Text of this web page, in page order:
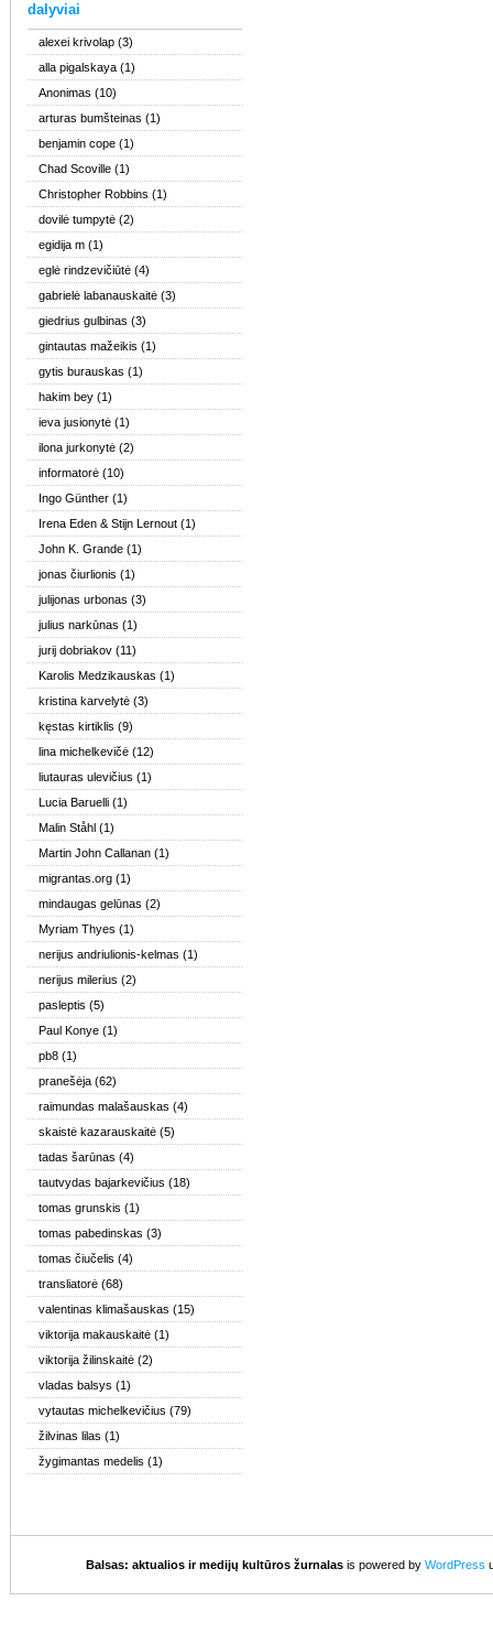
dalyviai
alexei krivolap (3)
alla pigalskaya (1)
Anonimas (10)
arturas bumšteinas (1)
benjamin cope (1)
Chad Scoville (1)
Christopher Robbins (1)
dovilė tumpytė (2)
egidija m (1)
eglė rindzevičiūtė (4)
gabrielė labanauskaitė (3)
giedrius gulbinas (3)
gintautas mažeikis (1)
gytis burauskas (1)
hakim bey (1)
ieva jusionytė (1)
ilona jurkonytė (2)
informatorė (10)
Ingo Günther (1)
Irena Eden & Stijn Lernout (1)
John K. Grande (1)
jonas čiurlionis (1)
julijonas urbonas (3)
julius narkūnas (1)
jurij dobriakov (11)
Karolis Medzikauskas (1)
kristina karvelytė (3)
kęstas kirtiklis (9)
lina michelkevičė (12)
liutauras ulevičius (1)
Lucia Baruelli (1)
Malin Ståhl (1)
Martin John Callanan (1)
migrantas.org (1)
mindaugas gelūnas (2)
Myriam Thyes (1)
nerijus andriulionis-kelmas (1)
nerijus milerius (2)
pasleptis (5)
Paul Konye (1)
pb8 (1)
pranešėja (62)
raimundas malašauskas (4)
skaistė kazarauskaitė (5)
tadas šarūnas (4)
tautvydas bajarkevičius (18)
tomas grunskis (1)
tomas pabedinskas (3)
tomas čiučelis (4)
transliatorė (68)
valentinas klimašauskas (15)
viktorija makauskaitė (1)
viktorija žilinskaitė (2)
vladas balsys (1)
vytautas michelkevičius (79)
žilvinas lilas (1)
žygimantas medelis (1)
Balsas: aktualios ir medijų kultūros žurnalasis powered by WordPress